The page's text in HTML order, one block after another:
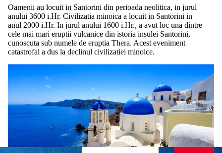
Oamenii au locuit in Santorini din perioada neolitica, in jurul
anului 3600 i.Hr. Civilizatia minoica a locuit in Santorini in
anul 2000 i.Hr. In jurul anului 1600 i.Hr., a avut loc una dintre
cele mai mari eruptii vulcanice din istoria insulei Santorini,
cunoscuta sub numele de eruptia Thera. Acest eveniment
catastrofal a dus la declinul civilizatiei minoice.